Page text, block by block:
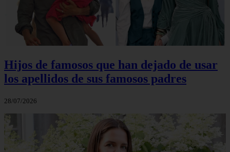
Hijos de famosos que han dejado de usar
los apellidos de sus famosos padres
28/07/2026